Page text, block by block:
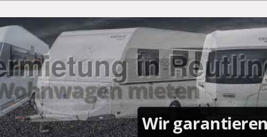
in
mieten
Wir